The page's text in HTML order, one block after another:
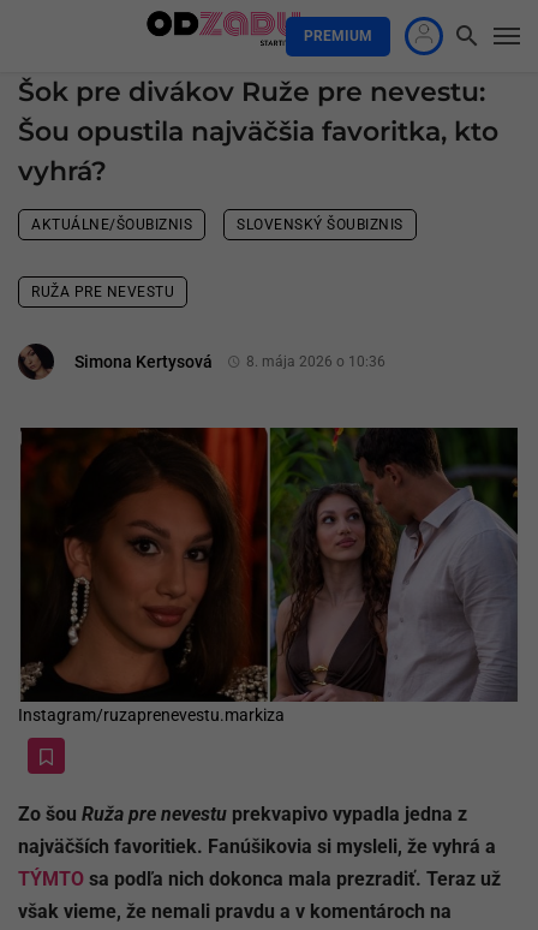
PREMIUM
Šok pre divákov Ruže pre nevestu:
Šou opustila najväčšia favoritka, kto
vyhrá?
AKTUÁLNE/ŠOUBIZNIS SLOVENSKÝ ŠOUBIZNIS
RUŽA PRE NEVESTU
Simona Kertysová 8. mája 2026 o 10:36
Instagram/ruzaprenevestu.markiza
Zo šou Ruža pre nevestu prekvapivo vypadla jedna z
najväčších favoritiek. Fanúšikovia si mysleli, že vyhrá a
TÝMTO sa podľa nich dokonca mala prezradiť. Teraz už
však vieme, že nemali pravdu a v komentároch na